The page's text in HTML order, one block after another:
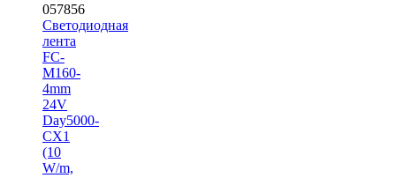
057856
Светодиодная
лента
FC-
M160-
4mm
24V
Day5000-
CX1
(10
W/m,